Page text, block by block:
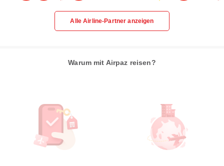
Alle Airline-Partner anzeigen
Warum mit Airpaz reisen?